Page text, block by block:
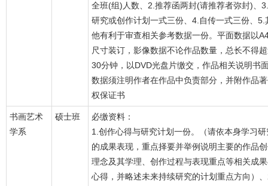
全班(组)人数、2.推荐函两封(请推荐者弥封)、3.
研究或创作计划一式三份、4.自传一式三份、5.
他有利于审查相关参考数据一份。平面数据以
尺寸装订，影像数据不论作品数量，总长不得
30分钟，以DVD光盘片缴交，作品相关说明书
数据须注明作者在作品中负责部分，并附作品
权保证书
书画艺术
学系
硕士班
必缴资料：
1.创作心得与研究计划一份。（请依本身学习研
的成果表现，重点择要并举例说明主要的作品
理念及其学理、创作过程与表现重点等相关成
心得，并略述未来持续研究的计划重点方向）